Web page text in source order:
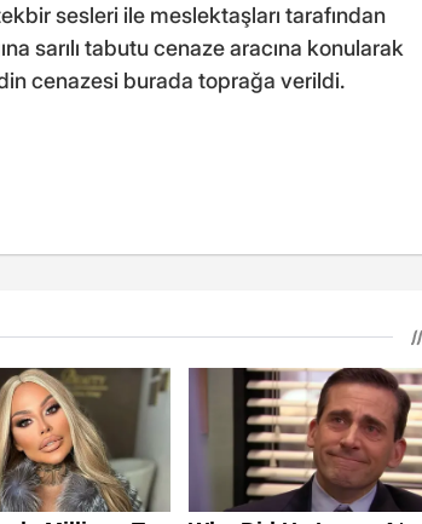
sesleri ile meslektaşları tarafından
sarılı tabutu cenaze aracına konularak
cenazesi burada toprağa verildi.